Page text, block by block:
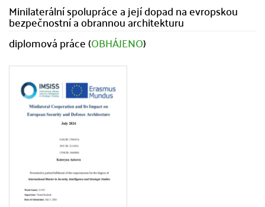
Minilaterální spolupráce a její dopad na evropskou
bezpečnostní a obrannou architekturu
diplomová práce (OBHÁJENO)